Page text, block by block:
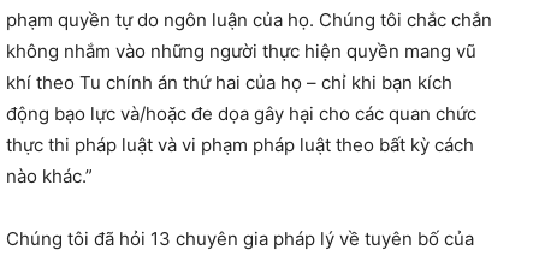
phạm quyền tự do ngôn luận của họ. Chúng tôi chắc chắn
không nhắm vào những người thực hiện quyền mang vũ
khí theo Tu chính án thứ hai của họ – chỉ khi bạn kích
động bạo lực và/hoặc đe dọa gây hại cho các quan chức
thực thi pháp luật và vi phạm pháp luật theo bất kỳ cách
nào khác.”
Chúng tôi đã hỏi 13 chuyên gia pháp lý về tuyên bố của